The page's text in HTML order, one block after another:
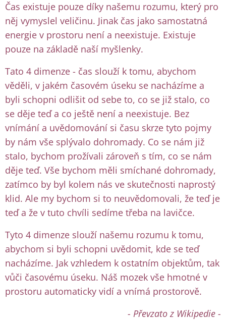
Čas existuje pouze díky našemu rozumu, který pro
něj vymyslel veličinu. Jinak čas jako samostatná
energie v prostoru není a neexistuje. Existuje
pouze na základě naší myšlenky.
Tato 4 dimenze - čas slouží k tomu, abychom
věděli, v jakém časovém úseku se nacházíme a
byli schopni odlišit od sebe to, co se již stalo, co
se děje teď a co ještě není a neexistuje. Bez
vnímání a uvědomování si času skrze tyto pojmy
by nám vše splývalo dohromady. Co se nám již
stalo, bychom prožívali zároveň s tím, co se nám
děje teď. Vše bychom měli smíchané dohromady,
zatímco by byl kolem nás ve skutečnosti naprostý
klid. Ale my bychom si to neuvědomovali, že teď je
teď a že v tuto chvíli sedíme třeba na lavičce.
Tyto 4 dimenze slouží našemu rozumu k tomu,
abychom si byli schopni uvědomit, kde se teď
nacházíme. Jak vzhledem k ostatním objektům, tak
vůči časovému úseku. Náš mozek vše hmotné v
prostoru automaticky vidí a vnímá prostorově.
- Převzato z Wikipedie -